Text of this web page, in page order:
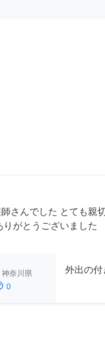
さんでした とても親
がとうございました
神奈川県
0
外出の付